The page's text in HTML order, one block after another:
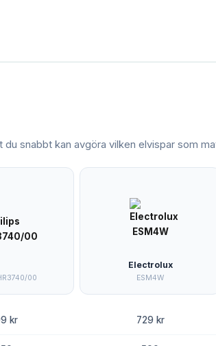
du snabbt kan avgöra vilken elvispar som
00
Electrolux
ESM4W
kr 729 kr